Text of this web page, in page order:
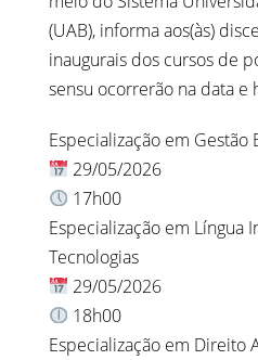
(UAB), informa aos(às)
inaugurais dos cursos de
sensu ocorrerão na data e
Especialização em Gestão
29/05/2026
17h00
Especialização em Língua
Tecnologias
29/05/2026
18h00
Especialização em Direito